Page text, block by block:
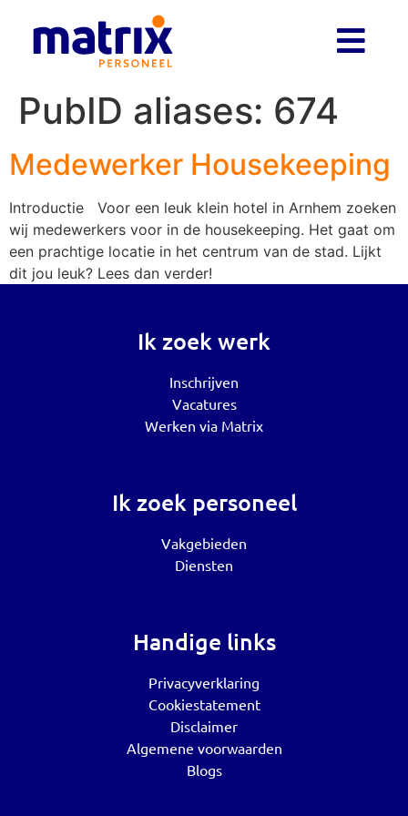
PubID aliases: 674
Medewerker Housekeeping
Introductie Voor een leuk klein hotel in Arnhem zoeken
wij medewerkers voor in de housekeeping. Het gaat om
een prachtige locatie in het centrum van de stad. Lijkt
dit jou leuk? Lees dan verder!
Ik zoek werk
Inschrijven
Vacatures
Werken via Matrix
Ik zoek personeel
Vakgebieden
Diensten
Handige links
Privacyverklaring
Cookiestatement
Disclaimer
Algemene voorwaarden
Blogs